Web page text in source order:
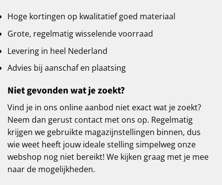
Hoge kortingen op kwalitatief goed materiaal
Grote, regelmatig wisselende voorraad
Levering in heel Nederland
Advies bij aanschaf en plaatsing
Niet gevonden wat je zoekt?
Vind je in ons online aanbod niet exact wat je zoekt?
Neem dan gerust contact met ons op. Regelmatig
krijgen we gebruikte magazijnstellingen binnen, dus
wie weet heeft jouw ideale stelling simpelweg onze
webshop nog niet bereikt! We kijken graag met je mee
naar de mogelijkheden.